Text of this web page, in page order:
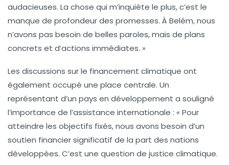
audacieuses. La chose qui m’inquiète le plus, c’est le
manque de profondeur des promesses. À Belém, nous
n’avons pas besoin de belles paroles, mais de plans
concrets et d’actions immédiates. »
Les discussions sur le financement climatique ont
également occupé une place centrale. Un
représentant d’un pays en développement a souligné
l’importance de l’assistance internationale : « Pour
atteindre les objectifs fixés, nous avons besoin d’un
soutien financier significatif de la part des nations
développées. C’est une question de justice climatique.